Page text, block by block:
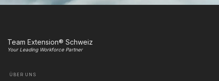
Team Extension® Schweiz
Your Leading Workforce Partner
ÜBER UNS